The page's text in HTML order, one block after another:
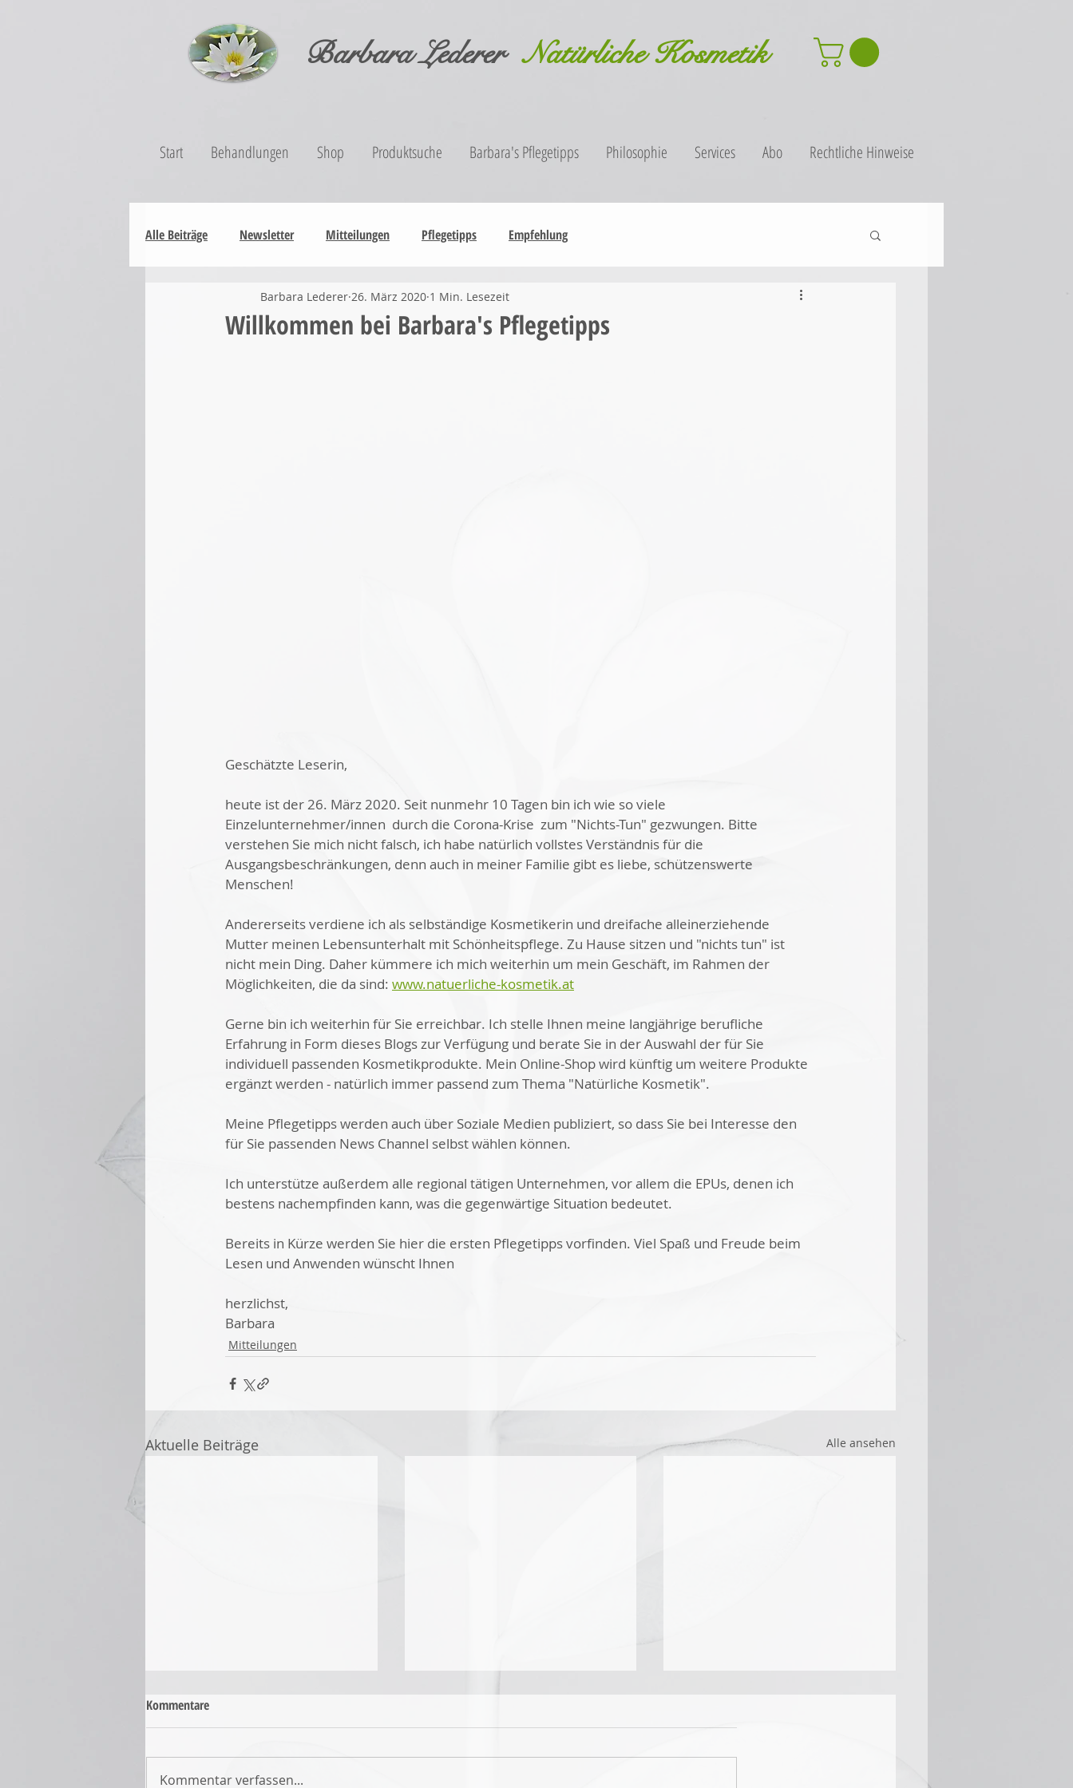
Barbara Lederer Natürliche Kosmetik
Start Behandlungen Shop Produktsuche Barbara's Pflegetipps Philosophie Services Abo Rechtliche Hinweise
Alle Beiträge Newsletter Mitteilungen Pflegetipps Empfehlung
Willkommen bei Barbara's Pflegetipps
Barbara Lederer 26. März 2020 1 Min. Lesezeit
Geschätzte Leserin,
heute ist der 26. März 2020. Seit nunmehr 10 Tagen bin ich wie so viele
Einzelunternehmer/innen  durch die Corona-Krise  zum "Nichts-Tun" gezwungen. Bitte
verstehen Sie mich nicht falsch, ich habe natürlich vollstes Verständnis für die
Ausgangsbeschränkungen, denn auch in meiner Familie gibt es liebe, schützenswerte
Menschen!
Andererseits verdiene ich als selbständige Kosmetikerin und dreifache alleinerziehende
Mutter meinen Lebensunterhalt mit Schönheitspflege. Zu Hause sitzen und "nichts tun" ist
nicht mein Ding. Daher kümmere ich mich weiterhin um mein Geschäft, im Rahmen der
Möglichkeiten, die da sind: www.natuerliche-kosmetik.at
Gerne bin ich weiterhin für Sie erreichbar. Ich stelle Ihnen meine langjährige berufliche
Erfahrung in Form dieses Blogs zur Verfügung und berate Sie in der Auswahl der für Sie
individuell passenden Kosmetikprodukte. Mein Online-Shop wird künftig um weitere Produkte
ergänzt werden - natürlich immer passend zum Thema "Natürliche Kosmetik".
Meine Pflegetipps werden auch über Soziale Medien publiziert, so dass Sie bei Interesse den
für Sie passenden News Channel selbst wählen können.
Ich unterstütze außerdem alle regional tätigen Unternehmen, vor allem die EPUs, denen ich
bestens nachempfinden kann, was die gegenwärtige Situation bedeutet.
Bereits in Kürze werden Sie hier die ersten Pflegetipps vorfinden. Viel Spaß und Freude beim
Lesen und Anwenden wünscht Ihnen
herzlichst,
Barbara
Mitteilungen
Aktuelle Beiträge Alle ansehen
Kommentare
Kommentar verfassen...